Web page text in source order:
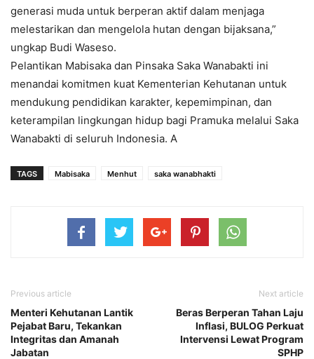
generasi muda untuk berperan aktif dalam menjaga
melestarikan dan mengelola hutan dengan bijaksana,”
ungkap Budi Waseso.
Pelantikan Mabisaka dan Pinsaka Saka Wanabakti ini
menandai komitmen kuat Kementerian Kehutanan untuk
mendukung pendidikan karakter, kepemimpinan, dan
keterampilan lingkungan hidup bagi Pramuka melalui Saka
Wanabakti di seluruh Indonesia. A
TAGS Mabisaka Menhut saka wanabhakti
Previous article
Menteri Kehutanan Lantik
Pejabat Baru, Tekankan
Integritas dan Amanah
Jabatan
Next article
Beras Berperan Tahan Laju
Inflasi, BULOG Perkuat
Intervensi Lewat Program
SPHP